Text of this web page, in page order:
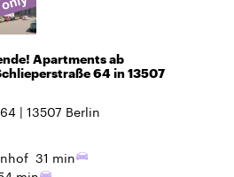
Apartments ab
64 in 13507
13507 Berlin
31 min